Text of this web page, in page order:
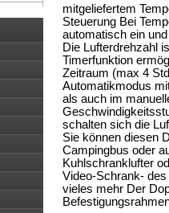
mitgeliefertem
Steuerung Bei
automatisch ein
Die Lufterdrehzahl
Timerfunktion
Zeitraum (max 4
Automatikmodus
als auch im
schalten sich die
Sie können diesen
Campingbus oder
Kuhlschranklufter
Video-Schrank-
vieles mehr Der